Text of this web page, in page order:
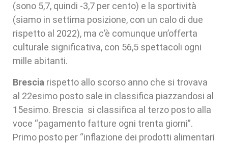
(sono 5,7, quindi -3,7 per cento) e la sportività
(siamo in settima posizione, con un calo di due
rispetto al 2022), ma c’è comunque un’offerta
culturale significativa, con 56,5 spettacoli ogni
mille abitanti.
Brescia rispetto allo scorso anno che si trovava
al 22esimo posto sale in classifica piazzandosi al
15esimo. Brescia si classifica al terzo posto alla
voce “pagamento fatture ogni trenta giorni”.
Primo posto per “inflazione dei prodotti alimentari